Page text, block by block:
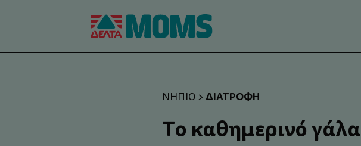
ΝΉΠΙΟ > ΔΙΑΤΡΟΦΉ
Το καθημερινό γάλα